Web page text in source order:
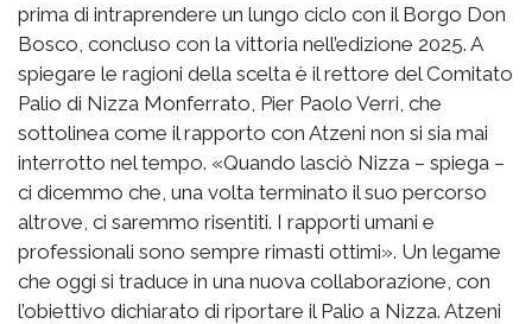
prima di intraprendere un lungo ciclo con il Borgo Don
Bosco, concluso con la vittoria nell’edizione 2025. A
spiegare le ragioni della scelta è il rettore del Comitato
Palio di Nizza Monferrato, Pier Paolo Verri, che
sottolinea come il rapporto con Atzeni non si sia mai
interrotto nel tempo. «Quando lasciò Nizza – spiega –
ci dicemmo che, una volta terminato il suo percorso
altrove, ci saremmo risentiti. I rapporti umani e
professionali sono sempre rimasti ottimi». Un legame
che oggi si traduce in una nuova collaborazione, con
l’obiettivo dichiarato di riportare il Palio a Nizza. Atzeni